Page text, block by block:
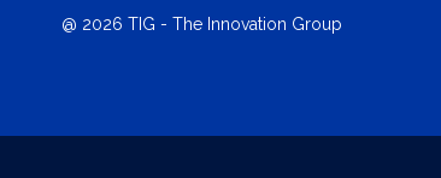
@ 2026 TIG - The Innovation Group